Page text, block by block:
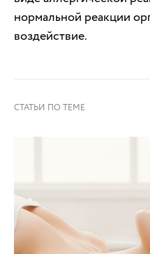
нормальной реакции
воздействие.